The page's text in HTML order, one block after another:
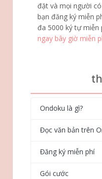
đặt và mọi người
bạn đăng ký miễn
đa 5000 ký tự miễn
ngay bây giờ miễn
Ondoku là gì?
Đọc văn bản trên
Đăng ký miễn phí
Gói cước